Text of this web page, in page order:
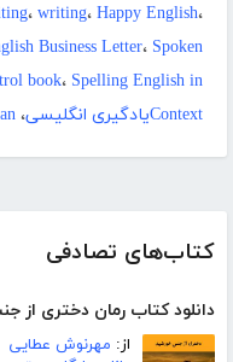
کتاب‌های تصادفی
دانلود کتاب رمان دختری از
از: مهرنوش عطایی
، writing، Happy English،
Business Letter، Spoken
book، Spelling English in
Contextیادگیری انگلیسی
،